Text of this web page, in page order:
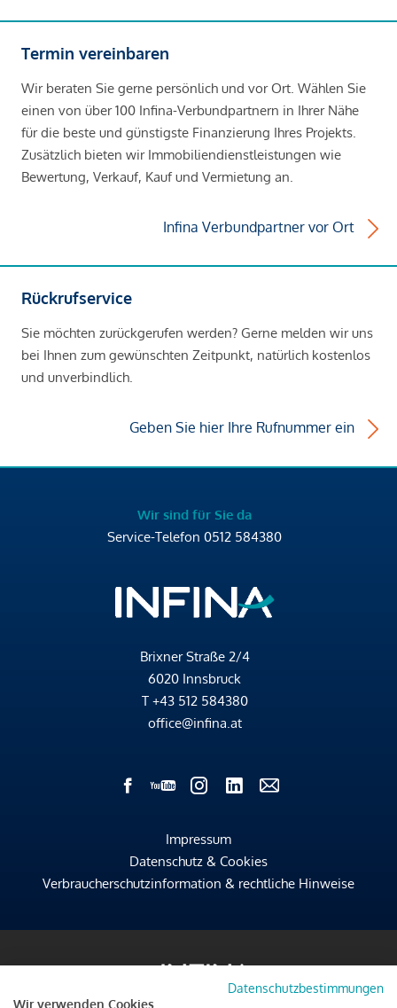
Termin vereinbaren
Wir beraten Sie gerne persönlich und vor Ort. Wählen Sie
einen von über 100 Infina-Verbundpartnern in Ihrer Nähe
für die beste und günstigste Finanzierung Ihres Projekts.
Zusätzlich bieten wir Immobiliendienstleistungen wie
Bewertung, Verkauf, Kauf und Vermietung an.
Infina Verbundpartner vor Ort
Rückrufservice
Sie möchten zurückgerufen werden? Gerne melden wir uns
bei Ihnen zum gewünschten Zeitpunkt, natürlich kostenlos
und unverbindlich.
Geben Sie hier Ihre Rufnummer ein
Wir sind für Sie da
Service-Telefon 0512 584380
Brixner Straße 2/4
6020 Innsbruck
T +43 512 584380
office@infina.at
Impressum
Datenschutz & Cookies
Verbraucherschutzinformation & rechtliche Hinweise
Datenschutzbestimmungen
Wir verwenden Cookies